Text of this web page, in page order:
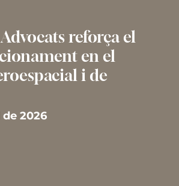
reforça el
en el
i de
2026